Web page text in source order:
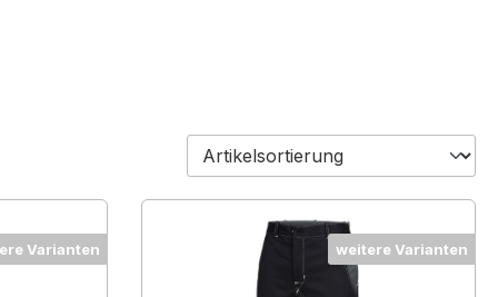
Varianten weitere Varianten